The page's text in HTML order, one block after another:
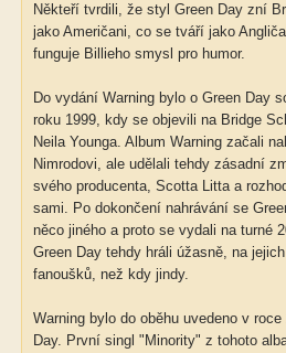
Někteří tvrdili, že styl Green Day zní
jako Američani, co se tváří jako
funguje Billieho smysl pro humor.
Do vydání Warning bylo o Green Day
roku 1999, kdy se objevili na Bridge
Neila Younga. Album Warning začali
Nimrodovi, ale udělali tehdy zásadní
svého producenta, Scotta Litta a
sami. Po dokončení nahrávání se
něco jiného a proto se vydali na turné
Green Day tehdy hráli úžasně, na
fanoušků, než kdy jindy.
Warning bylo do oběhu uvedeno v
Day. První singl "Minority" z tohoto